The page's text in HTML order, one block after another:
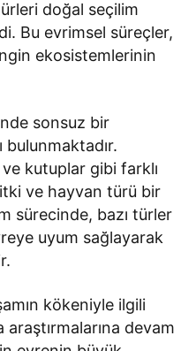
doğal seçilim
Bu evrimsel süreçler,
ekosistemlerinin
sonsuz bir
kutuplar gibi farklı
ve hayvan türü bir
sürecinde, bazı türler
uyum sağlayarak
kökeniyle ilgili
devam